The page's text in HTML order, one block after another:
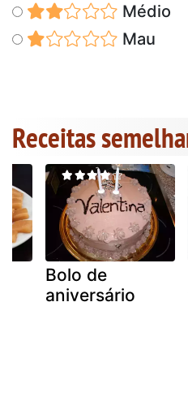
Médio
Mau
Receitas
Bolo de
aniversário